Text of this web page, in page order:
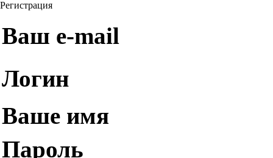
Регистрация
Ваш e-mail
Логин
Ваше имя
Пароль